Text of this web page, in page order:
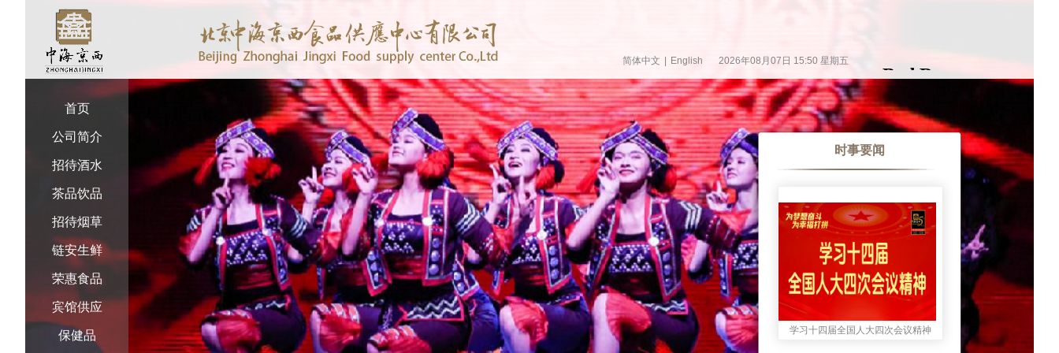
简体中文 English
首页
公司简介
招待酒水
茶品饮品
招待烟草
链安生鲜
荣惠食品
宾馆供应
保健品
时事要闻
学习十四届全国人大四次会议精神